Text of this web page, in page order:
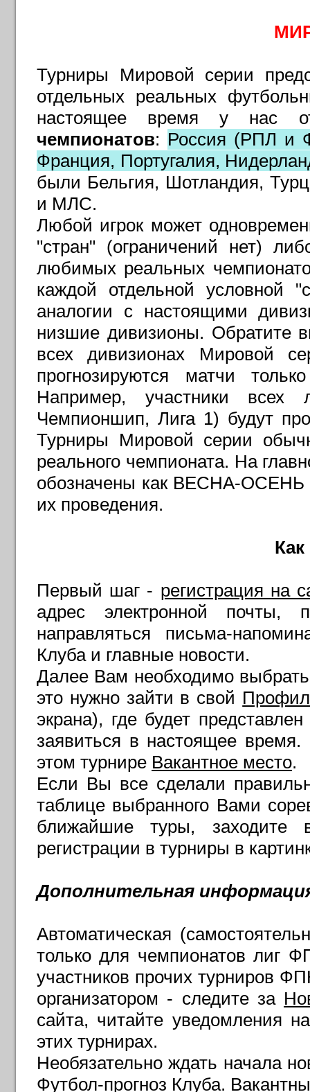
Турниры Мировой серии
отдельных реальных
настоящее время у нас
чемпионатов: Россия (РПЛ и
Франция, Португалия,
были Бельгия, Шотландия,
и МЛС.
Любой игрок может
"стран" (ограничений нет)
любимых реальных
каждой отдельной условной
аналогии с настоящими
низшие дивизионы. Обратите
всех дивизионах Мировой
прогнозируются матчи
Например, участники всех
Чемпионшип, Лига 1) будут
Турниры Мировой серии
реального чемпионата. На
обозначены как ВЕСНА-
их проведения.
Как
Первый шаг - регистрация на
адрес электронной почты,
направляться письма-
Клуба и главные новости.
Далее Вам необходимо
это нужно зайти в свой
экрана), где будет
заявиться в настоящее
этом турнире Вакантное место.
Если Вы все сделали
таблице выбранного Вами
ближайшие туры, заходите
регистрации в турниры в
Дополнительная
Автоматическая
только для чемпионатов лиг
участников прочих турниров
организатором - следите за
сайта, читайте уведомления
этих турнирах.
Необязательно ждать начала
Футбол-прогноз Клуба.